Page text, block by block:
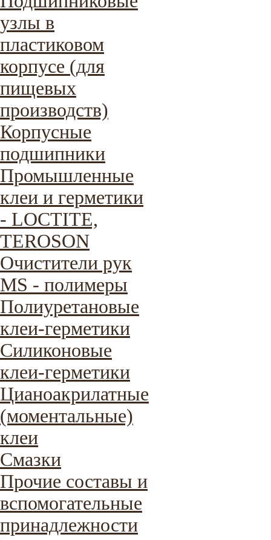
узлы в
пластиковом
корпусе (для
пищевых
производств)
Корпусные
подшипники
Промышленные
клеи и герметики
- LOCTITE,
TEROSON
Очистители рук
MS - полимеры
Полиуретановые
клеи-герметики
Силиконовые
клеи-герметики
Цианоакрилатные
(моментальные)
клеи
Смазки
Прочие составы и
вспомогательные
принадлежности